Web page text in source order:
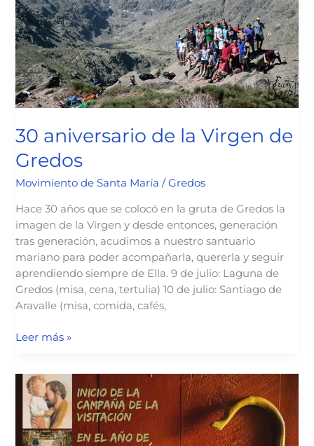
30 aniversario de la Virgen de
Gredos
Movimiento de Santa María /Gredos
Hace 30 años que se colocó en la gruta de Gredos la
imagen de la Virgen y desde entonces, generación
tras generación, acudimos a nuestro santuario
mariano para poder acompañarla, quererla y seguir
aprendiendo siempre de Ella. 9 de julio: Laguna de
Gredos (misa, cena, tertulia) 10 de julio: Santiago de
Aravalle (misa, comida, cafés,
30
Virgen
Gredos
Leer más »